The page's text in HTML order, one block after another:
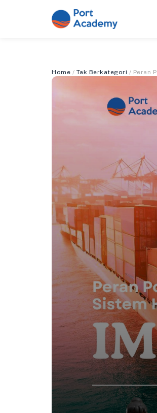
Home / Tak Berkategori / Peran